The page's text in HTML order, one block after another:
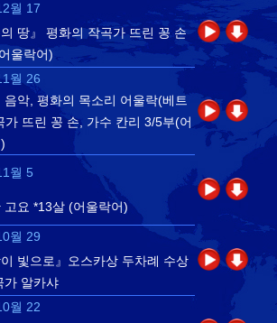
월 17
의 땅』 평화의 작곡가 뜨린 꽁 손
울락어)
월 26
음악, 평화의 목소리 어울락(베트
가 뜨린 꽁 손, 가수 칸리 3/5부(어
월 5
고요 *13살 (어울락어)
월 29
이 빛으로』오스카상 두차례 수상
가 알카샤
월 22